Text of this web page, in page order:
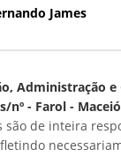
James
Administração e
nº - Farol -
são de inteira